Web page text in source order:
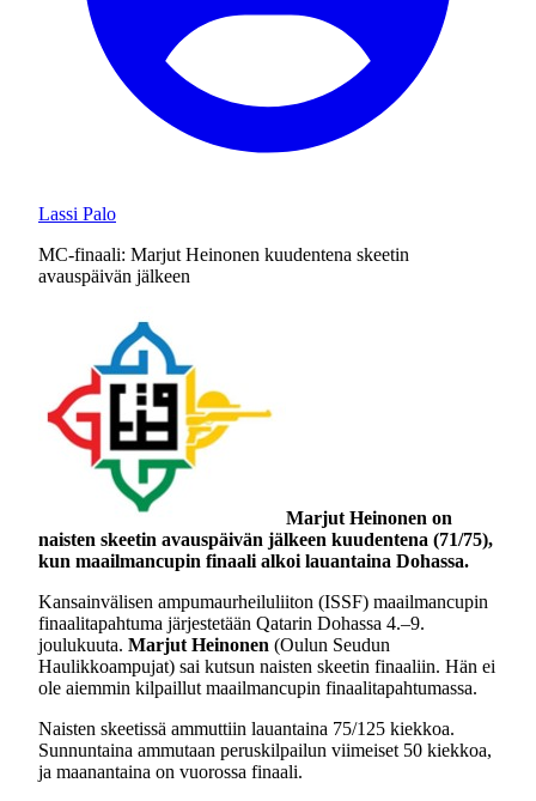
Lassi Palo
MC-finaali: Marjut Heinonen kuudentena skeetin
avauspäivän jälkeen
Marjut Heinonen on
naisten skeetin avauspäivän jälkeen kuudentena (71/75),
kun maailmancupin finaali alkoi lauantaina Dohassa.
Kansainvälisen ampumaurheiluliiton (ISSF) maailmancupin
finaalitapahtuma järjestetään Qatarin Dohassa 4.–9.
joulukuuta. Marjut Heinonen (Oulun Seudun
Haulikkoampujat) sai kutsun naisten skeetin finaaliin. Hän ei
ole aiemmin kilpaillut maailmancupin finaalitapahtumassa.
Naisten skeetissä ammuttiin lauantaina 75/125 kiekkoa.
Sunnuntaina ammutaan peruskilpailun viimeiset 50 kiekkoa,
ja maanantaina on vuorossa finaali.